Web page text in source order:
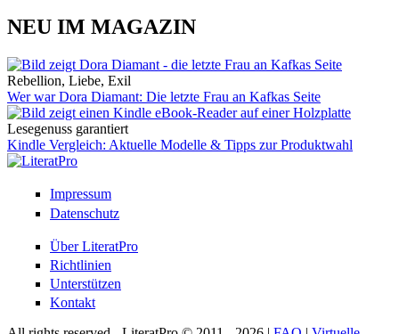
NEU IM MAGAZIN
Rebellion, Liebe, Exil
Wer war Dora Diamant: Die letzte Frau an Kafkas Seite
Lesegenuss garantiert
Kindle Vergleich: Aktuelle Modelle & Tipps zur Produktwahl
Impressum
Datenschutz
Über LiteratPro
Richtlinien
Unterstützen
Kontakt